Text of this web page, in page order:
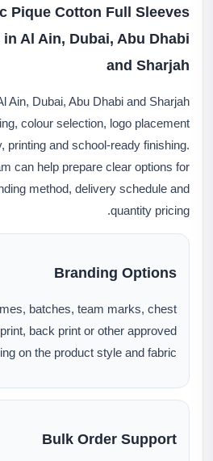
Pique Cotton Full Sleeves
Al Ain, Dubai, Abu Dhabi
and Sharjah
Ain, Dubai, Abu Dhabi and Sharjah
colour selection, logo placement
printing and school-ready finishing.
can help prepare clear options for
method, delivery schedule and
quantity pricing.
Branding Options
batches, team marks, chest
back print or other approved
on the product style and fabric.
Bulk Order Support